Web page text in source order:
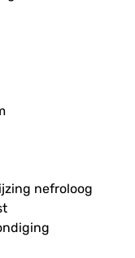
nefroloog